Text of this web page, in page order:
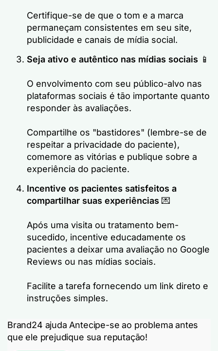
Certifique-se de que o tom e a marca
permaneçam consistentes em seu site,
publicidade e canais de mídia social.
Seja ativo e autêntico nas mídias sociais 📱
O envolvimento com seu público-alvo nas
plataformas sociais é tão importante quanto
responder às avaliações.
Compartilhe os "bastidores" (lembre-se de
respeitar a privacidade do paciente),
comemore as vitórias e publique sobre a
experiência do paciente.
Incentive os pacientes satisfeitos a
compartilhar suas experiências 💌
Após uma visita ou tratamento bem-
sucedido, incentive educadamente os
pacientes a deixar uma avaliação no Google
Reviews ou nas mídias sociais.
Facilite a tarefa fornecendo um link direto e
instruções simples.
Brand24 ajuda Antecipe-se ao problema antes
que ele prejudique sua reputação!